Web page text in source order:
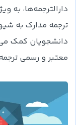
دارالترجمه‌ها، به
ترجمه مدارک به
دانشجویان کمک
معتبر و رسمی